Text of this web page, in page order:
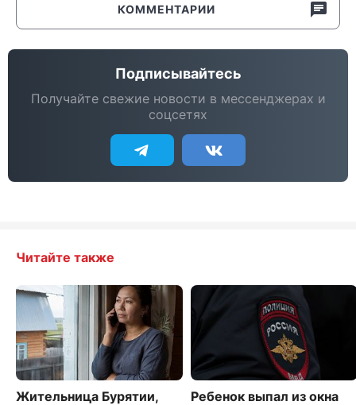
КОММЕНТАРИИ
Подписывайтесь
Получайте свежие новости в мессенджерах и
соцсетях
Читайте также
Жительница Бурятии,
Ребенок выпал из окна